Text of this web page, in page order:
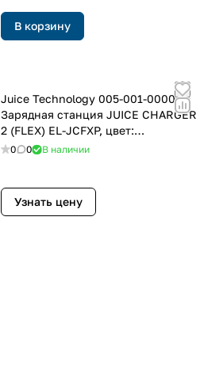
В корзину
Juice Technology 005-001-00004
Зарядная станция JUICE CHARGER
2 (FLEX) EL-JCFXP, цвет:
Нержавеющая сталь
0 0 В наличии
Узнать цену